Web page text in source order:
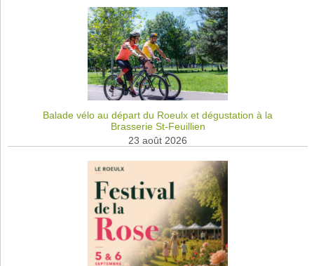
Balade vélo au départ du Roeulx et dégustation à la
Brasserie St-Feuillien
23 août 2026